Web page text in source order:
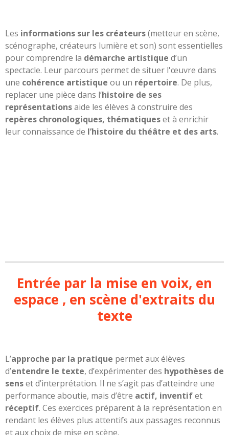
Les informations sur les créateurs(metteur en scène,
scénographe, créateurs lumière et son) sont essentielles
pour comprendre la démarche artistique d’un
spectacle. Leur parcours permet de situer l'œuvre dans
une cohérence artistique ou un répertoire. De plus,
replacer une pièce dans l’histoire de ses
représentationsaide les élèves à construire des
repères chronologiques, thématiqueset à enrichir
leur connaissance de l’histoire du théâtre et des arts.
Entrée par la mise en voix, en
espace , en scène d'extraits du
texte
L’approche par la pratique permet aux élèves
d’entendre le texte, d’expérimenter des hypothèses de
senset d’interprétation. Il ne s’agit pas d’atteindre une
performance aboutie, mais d’être actif, inventifet
réceptif. Ces exercices préparent à la représentation en
rendant les élèves plus attentifs aux passages reconnus
et aux choix de mise en scène.